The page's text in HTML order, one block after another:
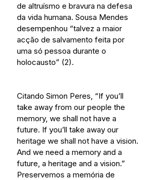
de altruísmo e bravura na defesa
da vida humana. Sousa Mendes
desempenhou “talvez a maior
acção de salvamento feita por
uma só pessoa durante o
holocausto” (2).
Citando Simon Peres, “If you’ll
take away from our people the
memory, we shall not have a
future. If you’ll take away our
heritage we shall not have a vision.
And we need a memory and a
future, a heritage and a vision.”
Preservemos a memória de